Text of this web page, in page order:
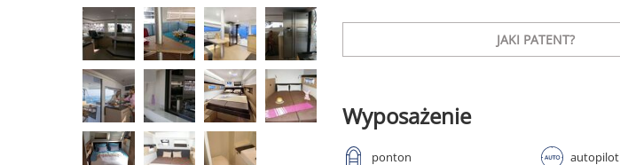
JAKI PATENT?
Wyposażenie
ponton autopilot